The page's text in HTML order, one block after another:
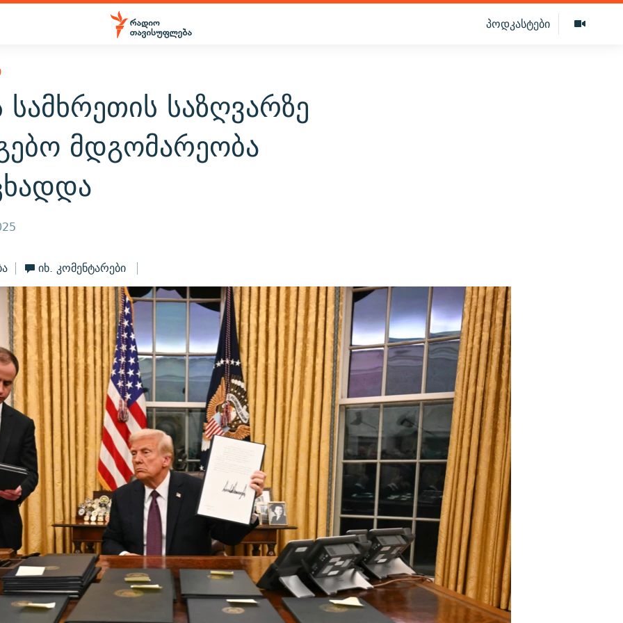
პოდკასტები
სამხრეთის საზღვარზე
მდგომარეობა
იხ. კომენტარები